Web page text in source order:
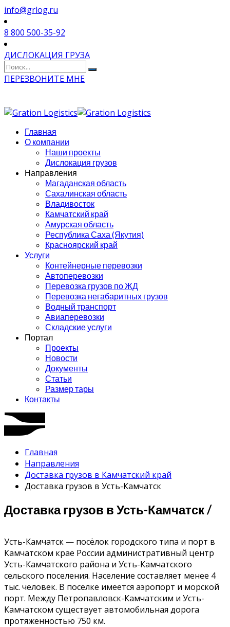
info@grlog.ru
8 800 500-35-92
ДИСЛОКАЦИЯ ГРУЗА
ПЕРЕЗВОНИТЕ МНЕ
Главная
О компании
Наши проекты
Дислокация грузов
Направления
Магаданская область
Сахалинская область
Владивосток
Камчатский край
Амурская область
Республика Саха (Якутия)
Красноярский край
Услуги
Контейнерные перевозки
Автоперевозки
Перевозка грузов по ЖД
Перевозка негабаритных грузов
Водный транспорт
Авиаперевозки
Складские услуги
Портал
Проекты
Новости
Документы
Статьи
Размер тары
Контакты
Главная
Направления
Доставка грузов в Камчатский край
Доставка грузов в Усть-Камчатск
Доставка грузов в Усть-Камчатск /
Усть-Камчатск — посёлок городского типа и порт в
Камчатском крае России административный центр
Усть-Камчатского района и Усть-Камчатского
сельского поселения. Население составляет менее 4
тыс. человек. В поселке имеется аэропорт и морской
порт. Между Петропавловск-Камчатским и Усть-
Камчатском существует автомобильная дорога
протяженностью 750 км.